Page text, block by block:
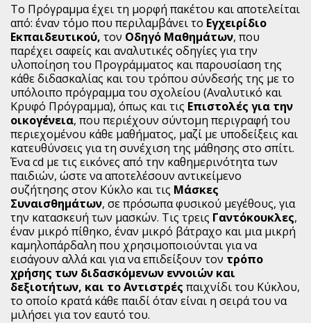
Το Πρόγραμμα έχει τη μορφή πακέτου και αποτελείται
από: έναν τόμο που περιλαμβάνει το Εγχειρίδιο
Εκπαιδευτικού, τον Οδηγό Μαθημάτων, που
παρέχει σαφείς και αναλυτικές οδηγίες για την
υλοποίηση του Προγράμματος και παρουσίαση της
κάθε διδασκαλίας και του τρόπου σύνδεσής της με το
υπόλοιπο πρόγραμμα του σχολείου (Αναλυτικό και
Κρυφό Πρόγραμμα), όπως και τις Επιστολές για την
οικογένεια, που περιέχουν σύντομη περιγραφή του
περιεχομένου κάθε μαθήματος, μαζί με υποδείξεις και
κατευθύνσεις για τη συνέχιση της μάθησης στο σπίτι.
Ένα cd με τις εικόνες από την καθημερινότητα των
παιδιών, ώστε να αποτελέσουν αντικείμενο
συζήτησης στον Κύκλο και τις Μάσκες
Συναισθημάτων, σε πρόσωπα φυσικού μεγέθους, για
την κατασκευή των μασκών. Τις τρεις Γαντόκουκλες,
έναν μικρό πίθηκο, έναν μικρό βάτραχο και μια μικρή
καμηλοπάρδαλη που χρησιμοποιούνται για να
εισάγουν αλλά και για να επιδείξουν τον τρόπο
χρήσης των διδασκόμενων εννοιών και
δεξιοτήτων, και το Αντιστρές παιχνίδι του Κύκλου,
το οποίο κρατά κάθε παιδί όταν είναι η σειρά του να
μιλήσει για τον εαυτό του.